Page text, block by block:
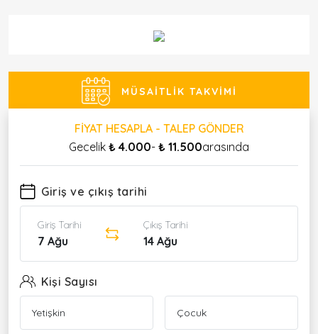
MÜSAITLIK TAKVIMI
FIYAT HESAPLA - TALEP GÖNDER
Gecelik ₺ 4.000- ₺ 11.500arasında
Giriş ve çıkış tarihi
Giriş Tarihi
7 Ağu
Çıkış Tarihi
14 Ağu
Kişi Sayısı